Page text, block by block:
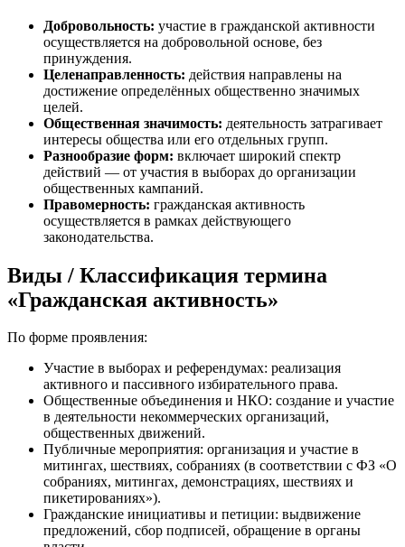
Добровольность: участие в гражданской активности
осуществляется на добровольной основе, без
принуждения.
Целенаправленность: действия направлены на
достижение определённых общественно значимых
целей.
Общественная значимость: деятельность затрагивает
интересы общества или его отдельных групп.
Разнообразие форм: включает широкий спектр
действий — от участия в выборах до организации
общественных кампаний.
Правомерность: гражданская активность
осуществляется в рамках действующего
законодательства.
Виды / Классификация термина
«Гражданская активность»
По форме проявления:
Участие в выборах и референдумах: реализация
активного и пассивного избирательного права.
Общественные объединения и НКО: создание и участие
в деятельности некоммерческих организаций,
общественных движений.
Публичные мероприятия: организация и участие в
митингах, шествиях, собраниях (в соответствии с ФЗ «О
собраниях, митингах, демонстрациях, шествиях и
пикетированиях»).
Гражданские инициативы и петиции: выдвижение
предложений, сбор подписей, обращение в органы